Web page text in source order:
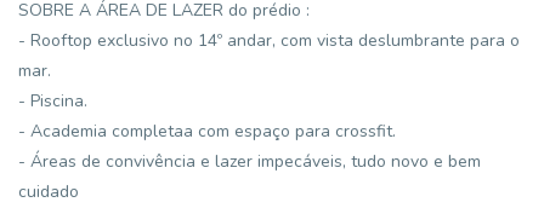
SOBRE A ÁREA DE LAZER do prédio :
- Rooftop exclusivo no 14º andar, com vista deslumbrante para o
mar.
- Piscina.
- Academia completaa com espaço para crossfit.
- Áreas de convivência e lazer impecáveis, tudo novo e bem
cuidado